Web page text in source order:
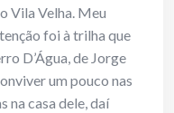
Vila Velha. Meu
foi à trilha que
D’Água, de Jorge
um pouco nas
na casa dele, daí